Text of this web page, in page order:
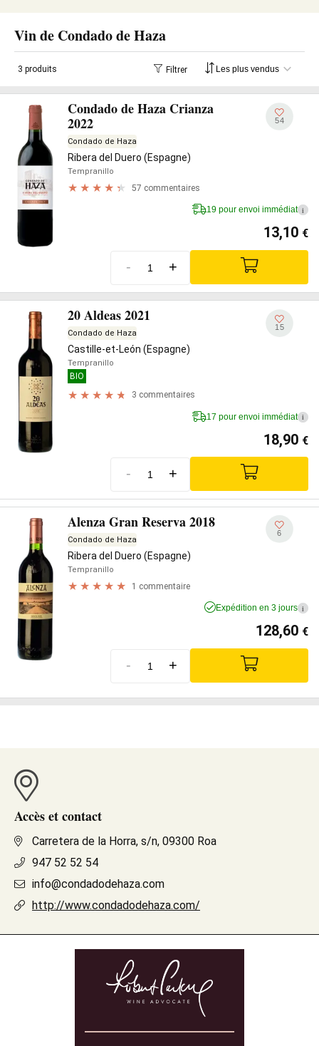
Vin de Condado de Haza
3 produits Filtrer
Condado de Haza Crianza
2022
Condado de Haza
Ribera del Duero (Espagne)
Tempranillo
57 commentaires
54
19 pour envoi immédiat i
13,10 €
- +
20 Aldeas 2021
Condado de Haza
Castille-et-León (Espagne)
Tempranillo
BIO
3 commentaires
15
17 pour envoi immédiat i
18,90 €
- +
Alenza Gran Reserva 2018
Condado de Haza
Ribera del Duero (Espagne)
Tempranillo
1 commentaire
6
Expédition en 3 jours i
128,60 €
- +
Accès et contact
Carretera de la Horra, s/n, 09300 Roa
947 52 52 54
info@condadodehaza.com
http://www.condadodehaza.com/